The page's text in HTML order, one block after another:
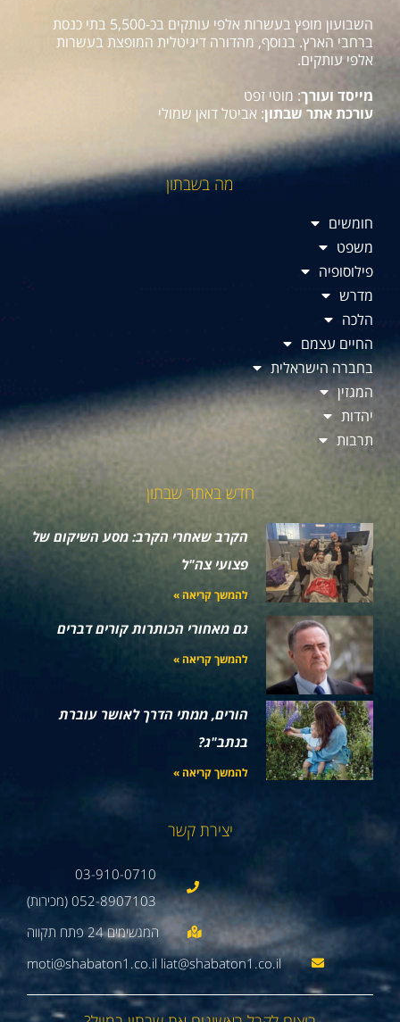
השבועון מופץ בעשרות אלפי עותקים בכ-5,500 בתי כנסת
ברחבי הארץ. בנוסף, מהדורה דיגיטלית המופצת בעשרות
אלפי עותקים.
מייסד ועורך: מוטי זפט
עורכת אתר שבתון: אביטל דואן שמולי
מה בשבתון
חומשים
משפט
פילוסופיה
מדרש
הלכה
החיים עצמם
בחברה הישראלית
המגזין
יהדות
תרבות
חדש באתר שבתון
הקרב שאחרי הקרב: מסע השיקום של
פצועי צה"ל
להמשך קריאה »
גם מאחורי הכותרות קורים דברים
להמשך קריאה »
הורים, ממתי הדרך לאושר עוברת
בנתב"ג?
להמשך קריאה »
יצירת קשר
03-910-0710
052-8907103 (מכירות)
moti@shabaton1.co.il liat@shabaton1.co.il